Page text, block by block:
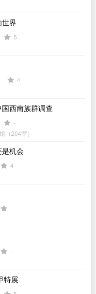
界
5
4
西南族群调查
-
（204室）
机会
4
-
-
特展